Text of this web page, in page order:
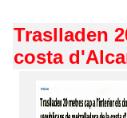
Traslladen
costa